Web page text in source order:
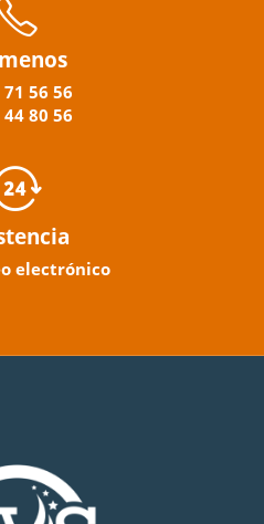
71 56 56
44 80 56
electrónico